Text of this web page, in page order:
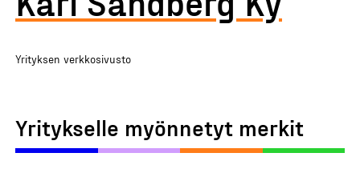
Yrityksen verkkosivusto
Yritykselle myönnetyt merkit